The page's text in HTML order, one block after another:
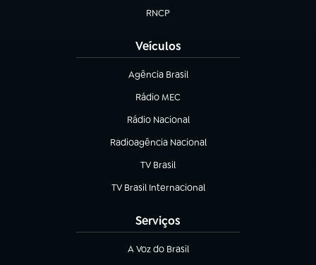
RNCP
(abre em nova aba)
Veículos
Agência Brasil
(abre em nova aba)
Rádio MEC
(abre em nova aba)
Rádio Nacional
Radioagência Nacional
(abre em nova aba)
TV Brasil
(abre em nova aba)
TV Brasil Internacional
(abre em nova aba)
Serviços
A Voz do Brasil
(abre em nova aba)